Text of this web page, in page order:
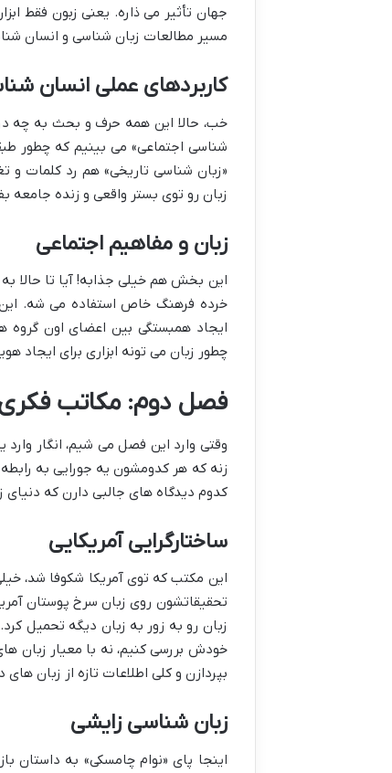
جهان تأثیر می ذاره. یعنی زبون فقط
مسیر مطالعات زبان شناسی و انسان
کاربردهای عملی انسان
خب، حالا این همه حرف و بحث به چه
شناسی اجتماعی» می بینیم که چطور
«زبان شناسی تاریخی» هم رد کلمات و
زبان رو توی بستر واقعی و زنده جامعه
زبان و مفاهیم اجتماعی
این بخش هم خیلی جذابه! آیا تا حالا
خرده فرهنگ خاص استفاده می شه. این
ایجاد همبستگی بین اعضای اون
چطور زبان می تونه ابزاری برای ایجاد
فصل دوم: مکاتب فکری
وقتی وارد این فصل می شیم، انگار
زنه که هر کدومشون یه جورایی به رابطه
کدوم دیدگاه های جالبی دارن که دنیای
ساختارگرایی آمریکایی
این مکتب که توی آمریکا شکوفا شد،
تحقیقاتشون روی زبان سرخ پوستان
زبان رو به زور به زبان دیگه تحمیل
خودش بررسی کنیم، نه با معیار زبان
بپردازن و کلی اطلاعات تازه از زبان
زبان شناسی زایشی
اینجا پای «نوام چامسکی» به داستان